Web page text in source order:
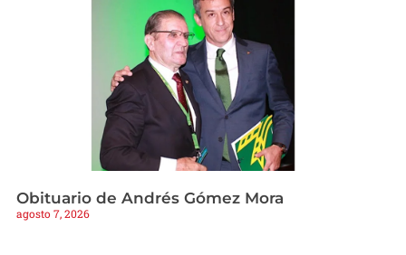
Obituario de Andrés Gómez Mora
agosto 7, 2026